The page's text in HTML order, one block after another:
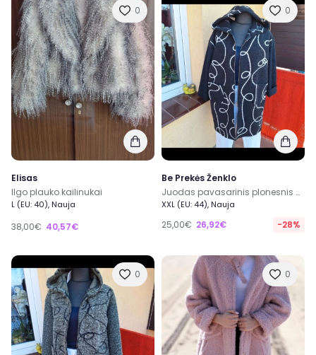
0
Elisas
Ilgo plauko kailinukai
L (EU: 40), Nauja
38,00€ 40,57€
0
Be Prekės Ženklo
Juodas pavasarinis plonesnis paltukas
XXL (EU: 44), Nauja
25,00€ 26,92€ -28%
0 0